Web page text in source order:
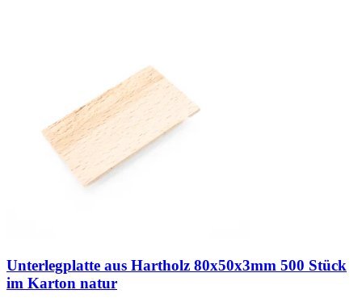
Unterlegplatte aus Hartholz 80x50x3mm 500 Stück
im Karton natur